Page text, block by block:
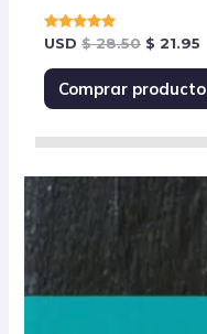
Rated
out of 5
USD $28.50 $ 21.95
Comprar producto